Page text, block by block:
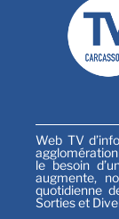
Web TV
le besoin
augmente,
quotidienne
Sorties et